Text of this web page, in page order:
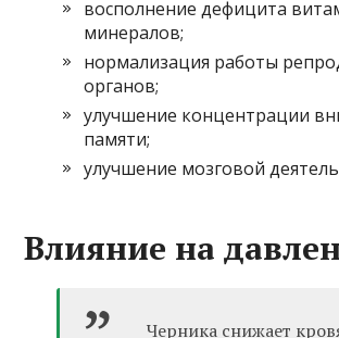
восполнение дефицита
минералов;
нормализация работы
органов;
улучшение концентрации
памяти;
улучшение мозговой
Влияние на
Черника снижает